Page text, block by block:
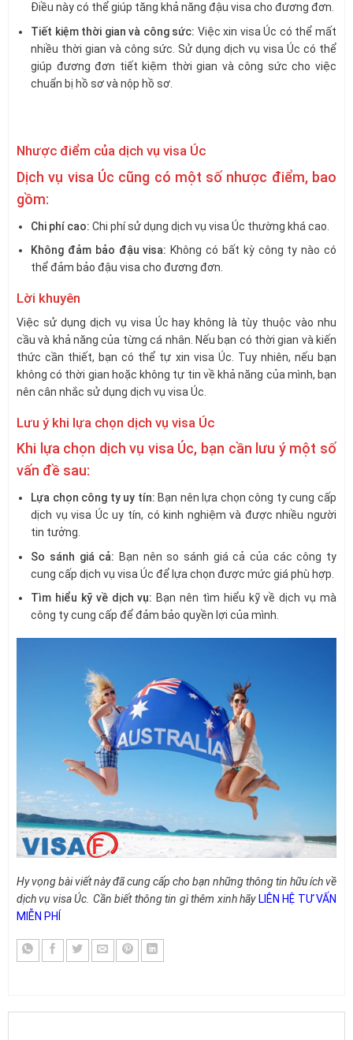
Điều này có thể giúp tăng khả năng đậu visa cho đương đơn.
Tiết kiệm thời gian và công sức: Việc xin visa Úc có thể mất
nhiều thời gian và công sức. Sử dụng dịch vụ visa Úc có thể
giúp đương đơn tiết kiệm thời gian và công sức cho việc
chuẩn bị hồ sơ và nộp hồ sơ.
Nhược điểm của dịch vụ visa Úc
Dịch vụ visa Úc cũng có một số nhược điểm, bao
gồm:
Chi phí cao: Chi phí sử dụng dịch vụ visa Úc thường khá cao.
Không đảm bảo đậu visa: Không có bất kỳ công ty nào có
thể đảm bảo đậu visa cho đương đơn.
Lời khuyên
Việc sử dụng dịch vụ visa Úc hay không là tùy thuộc vào nhu
cầu và khả năng của từng cá nhân. Nếu bạn có thời gian và kiến
thức cần thiết, bạn có thể tự xin visa Úc. Tuy nhiên, nếu bạn
không có thời gian hoặc không tự tin về khả năng của mình, bạn
nên cân nhắc sử dụng dịch vụ visa Úc.
Lưu ý khi lựa chọn dịch vụ visa Úc
Khi lựa chọn dịch vụ visa Úc, bạn cần lưu ý một số
vấn đề sau:
Lựa chọn công ty uy tín: Bạn nên lựa chọn công ty cung cấp
dịch vụ visa Úc uy tín, có kinh nghiệm và được nhiều người
tin tưởng.
So sánh giá cả: Bạn nên so sánh giá cả của các công ty
cung cấp dịch vụ visa Úc để lựa chọn được mức giá phù hợp.
Tìm hiểu kỹ về dịch vụ: Bạn nên tìm hiểu kỹ về dịch vụ mà
công ty cung cấp để đảm bảo quyền lợi của mình.
Hy vọng bài viết này đã cung cấp cho bạn những thông tin hữu ích về
dịch vụ visa Úc. Cần biết thông tin gì thêm xinh hãy LIÊN HỆ TƯ VẤN
MIỄN PHÍ